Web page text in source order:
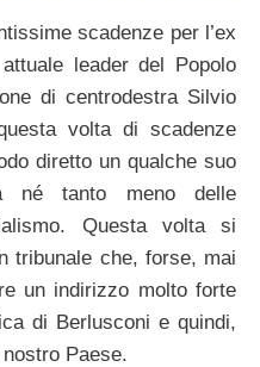
scadenze per l’ex
leader del Popolo
di centrodestra Silvio
volta di scadenze
diretto un qualche suo
né tanto meno delle
Questa volta si
tribunale che, forse, mai
un indirizzo molto forte
di Berlusconi e quindi,
Paese.